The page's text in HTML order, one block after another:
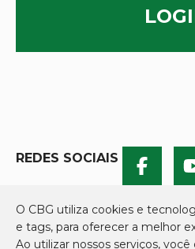
REDES SOCIAIS
O CBG utiliza cookies e
e tags, para oferecer a melhor
Ao utilizar nossos serviços,